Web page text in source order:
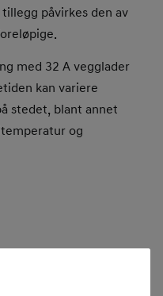
påvirkes den av
med 32 A vegglader
kan variere
stedet, blant annet
og